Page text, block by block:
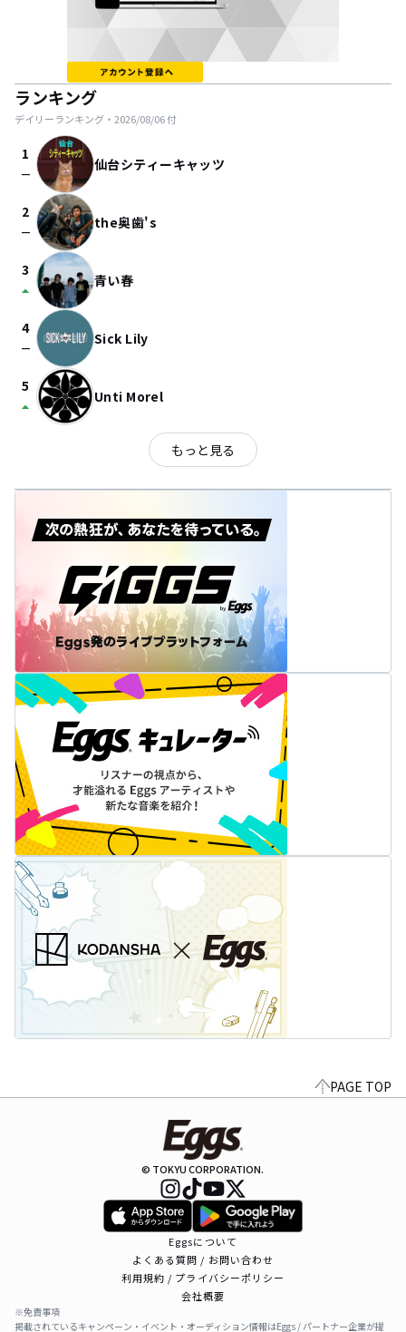
ランキング
デイリーランキング・ 2026/08/06付
1
check_indeterminate_small 仙台シティーキャッツ
2
check_indeterminate_small the奥歯's
3
arrow_drop_up 青い春
4
check_indeterminate_small Sick Lily
5
arrow_drop_up Unti Morel
もっと見る
PAGE TOP
© TOKYU CORPORATION.
Eggsについて
よくある質問 / お問い合わせ
利用規約 / プライバシーポリシー
会社概要
※免責事項
掲載されているキャンペーン・イベント・オーディション情報はEggs / パートナー企業が提